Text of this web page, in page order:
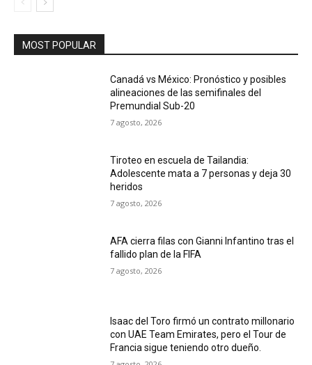
MOST POPULAR
Canadá vs México: Pronóstico y posibles
alineaciones de las semifinales del
Premundial Sub-20
7 agosto, 2026
Tiroteo en escuela de Tailandia:
Adolescente mata a 7 personas y deja 30
heridos
7 agosto, 2026
AFA cierra filas con Gianni Infantino tras el
fallido plan de la FIFA
7 agosto, 2026
Isaac del Toro firmó un contrato millonario
con UAE Team Emirates, pero el Tour de
Francia sigue teniendo otro dueño.